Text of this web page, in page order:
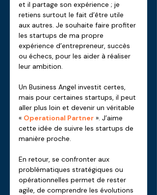
et il partage son expérience ; je
retiens surtout le fait d’être utile
aux autres. Je souhaite faire profiter
les startups de ma propre
expérience d’entrepreneur, succès
ou échecs, pour les aider à réaliser
leur ambition.
Un Business Angel investit certes,
mais pour certaines startups, il peut
aller plus loin et devenir un véritable
« Operational Partner ». J’aime
cette idée de suivre les startups de
manière proche.
En retour, se confronter aux
problématiques stratégiques ou
opérationnelles permet de rester
agile, de comprendre les évolutions